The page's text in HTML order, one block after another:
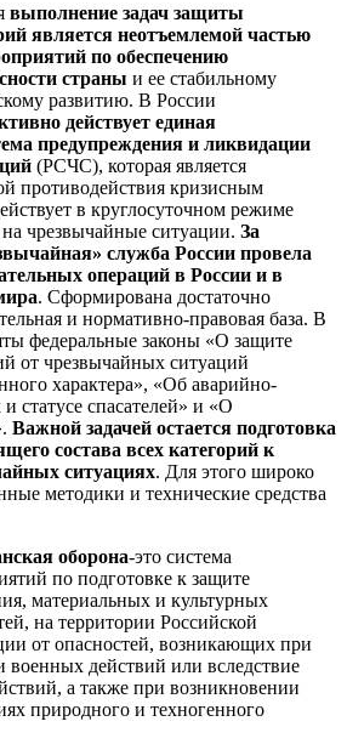
выполнение задач защиты
является неотъемлемой частью
по обеспечению
страны и ее стабильному
развитию. В России
действует единая
предупреждения и ликвидации
(РСЧС), которая является
противодействия кризисным
в круглосуточном режиме
чрезвычайные ситуации. За
служба России провела
операций в России и в
. Сформирована достаточно
и нормативно-правовая база. В
федеральные законы «О защите
от чрезвычайных ситуаций
характера», «Об аварийно-
статусе спасателей» и «О
Важной задачей остается подготовка
состава всех категорий к
ситуациях. Для этого широко
методики и технические средства
оборона-это система
по подготовке к защите
материальных и культурных
на территории Российской
от опасностей, возникающих при
военных действий или вследствие
а также при возникновении
природного и техногенного